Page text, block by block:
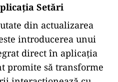
Setări
din actualizarea
introducerea unui
direct în aplicația
promite să transforme